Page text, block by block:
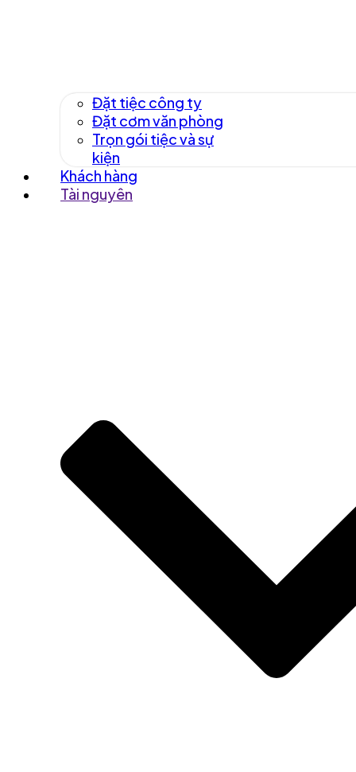
Đặt tiệc công ty
Đặt cơm văn phòng
Trọn gói tiệc và sự
kiện
Khách hàng
Tài nguyên